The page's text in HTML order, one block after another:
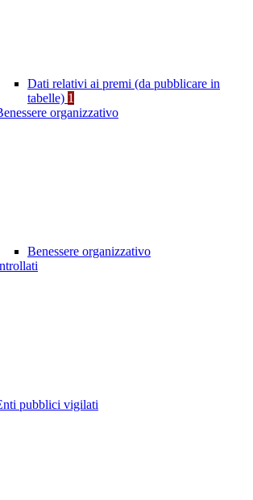
Dati relativi ai premi (da pubblicare in
tabelle) 1
organizzativo
Benessere organizzativo
pubblici vigilati